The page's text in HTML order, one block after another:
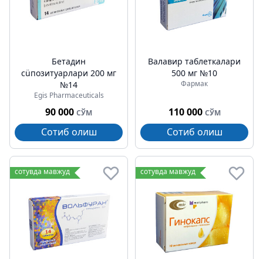
Бетадин
сüпозитуарлари 200 мг
№14
Egis Pharmaceuticals
90 000 СЎМ
Сотиб олиш
Валавир таблеткалари
500 мг №10
Фармак
110 000 СЎМ
Сотиб олиш
сотувда мавжуд сотувда мавжуд